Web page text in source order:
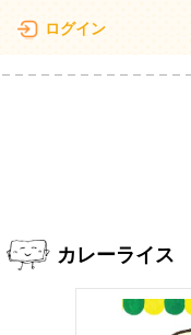
ログイン
カレーライス